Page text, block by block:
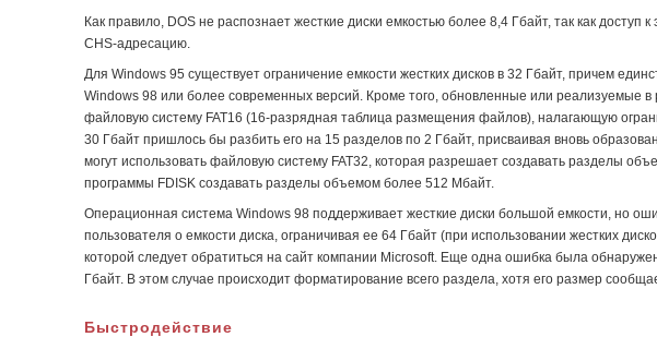
Как правило, DOS не распознает жесткие диски емкостью более 8,4 Гбайт, так как
CHS-адресацию.
Для Windows 95 существует ограничение емкости жестких дисков в 32 Гбайт, причем
Windows 98 или более современных версий. Кроме того, обновленные или реализуемые
файловую систему FAT16 (16-разрядная таблица размещения файлов), налагающую
30 Гбайт пришлось бы разбить его на 15 разделов по 2 Гбайт, присваивая вновь
могут использовать файловую систему FAT32, которая разрешает создавать разделы
программы FDISK создавать разделы объемом более 512 Мбайт.
Операционная система Windows 98 поддерживает жесткие диски большой емкости, но
пользователя о емкости диска, ограничивая ее 64 Гбайт (при использовании жестких
которой следует обратиться на сайт компании Microsoft. Еще одна ошибка была
Гбайт. В этом случае происходит форматирование всего раздела, хотя его размер
Быстродействие